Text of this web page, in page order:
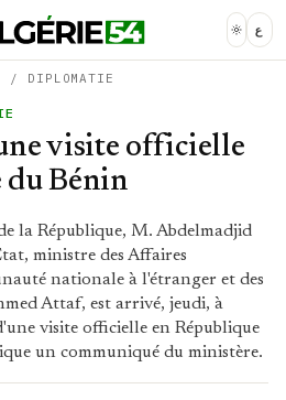
ع
/ DIPLOMATIE
visite officielle
du Bénin
la République, M. Abdelmadjid
ministre des Affaires
nationale à l'étranger et des
Attaf, est arrivé, jeudi, à
visite officielle en République
un communiqué du ministère.